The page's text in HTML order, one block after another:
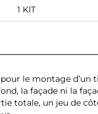
1 KIT
le montage
la façade ni la
totale, un jeu de